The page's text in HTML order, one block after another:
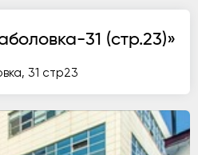
31 (стр.23)»
31 стр23